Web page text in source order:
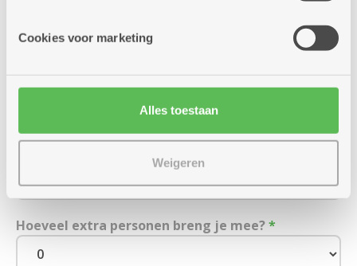
Cookies voor marketing
Alles toestaan
Weigeren
E-mailadres
Hoeveel extra personen breng je mee?*